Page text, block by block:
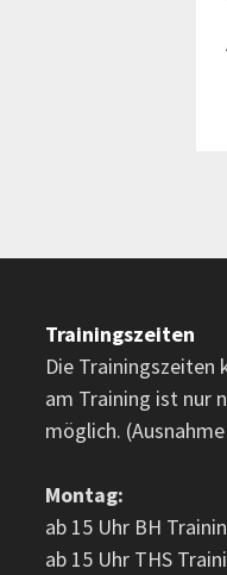
Trainingszeiten
Die Trainingszeiten
am Training ist nur
möglich.
Montag:
ab 15 Uhr BH
ab 15 Uhr THS